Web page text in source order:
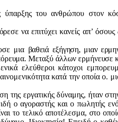
του ανθρώπου στον
ναεπιτύχει κανείς απ’
μια βαθειά εξήγηση, μιαν
Μεταξύ άλλων ερμήνευσε
ελεύθεροι κάτοχοι
κατά την οποία ο.
της εργατικής δύναμης, ήταν
ο αγοραστής και ο πωλητής
το τελικό αποτέλεσμα, στο